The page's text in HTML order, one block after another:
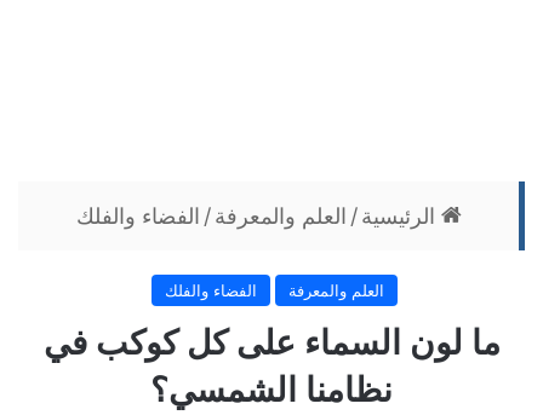
الرئيسية / العلم والمعرفة / الفضاء والفلك
العلم والمعرفة الفضاء والفلك
ما لون السماء على كل كوكب في
نظامنا الشمسي؟